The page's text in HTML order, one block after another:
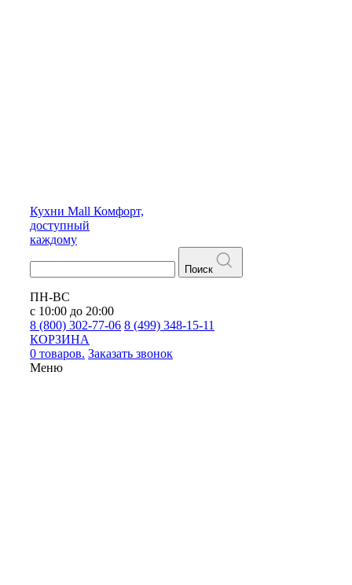
Кухни Mall Комфорт,
доступный
каждому
Поиск
ПН-ВС
с 10:00 до 20:00
8 (800) 302-77-06 8 (499) 348-15-11
КОРЗИНА
0 товаров. Заказать звонок
Меню